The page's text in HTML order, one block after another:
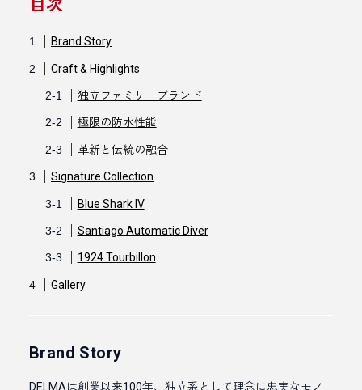
目次
Brand Story
Craft & Highlights
独立ファミリーブランド
極限の防水性能
革新と伝統の融合
Signature Collection
Blue Shark IV
Santiago Automatic Diver
1924 Tourbillon
Gallery
Brand Story
DELMAは創業以来100年、独立系として理念に忠実なモノ